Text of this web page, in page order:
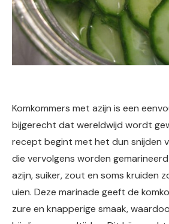
Komkommers met azijn is een
bijgerecht dat wereldwijd wordt
recept begint met het dun snijden
die vervolgens worden
azijn, suiker, zout en soms kruiden
uien. Deze marinade geeft de
zure en knapperige smaak,